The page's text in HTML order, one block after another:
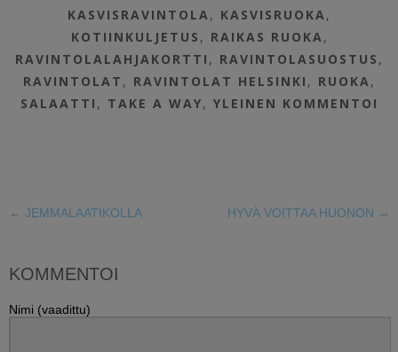
KASVISRAVINTOLA , KASVISRUOKA ,
KOTIINKULJETUS , RAIKAS RUOKA ,
RAVINTOLALAHJAKORTTI , RAVINTOLASUOSTUS ,
RAVINTOLAT , RAVINTOLAT HELSINKI , RUOKA ,
SALAATTI , TAKE A WAY,YLEINEN KOMMENTOI
← JEMMALAATIKOLLA HYVÄ VOITTAA HUONON →
KOMMENTOI
Nimi (vaadittu)